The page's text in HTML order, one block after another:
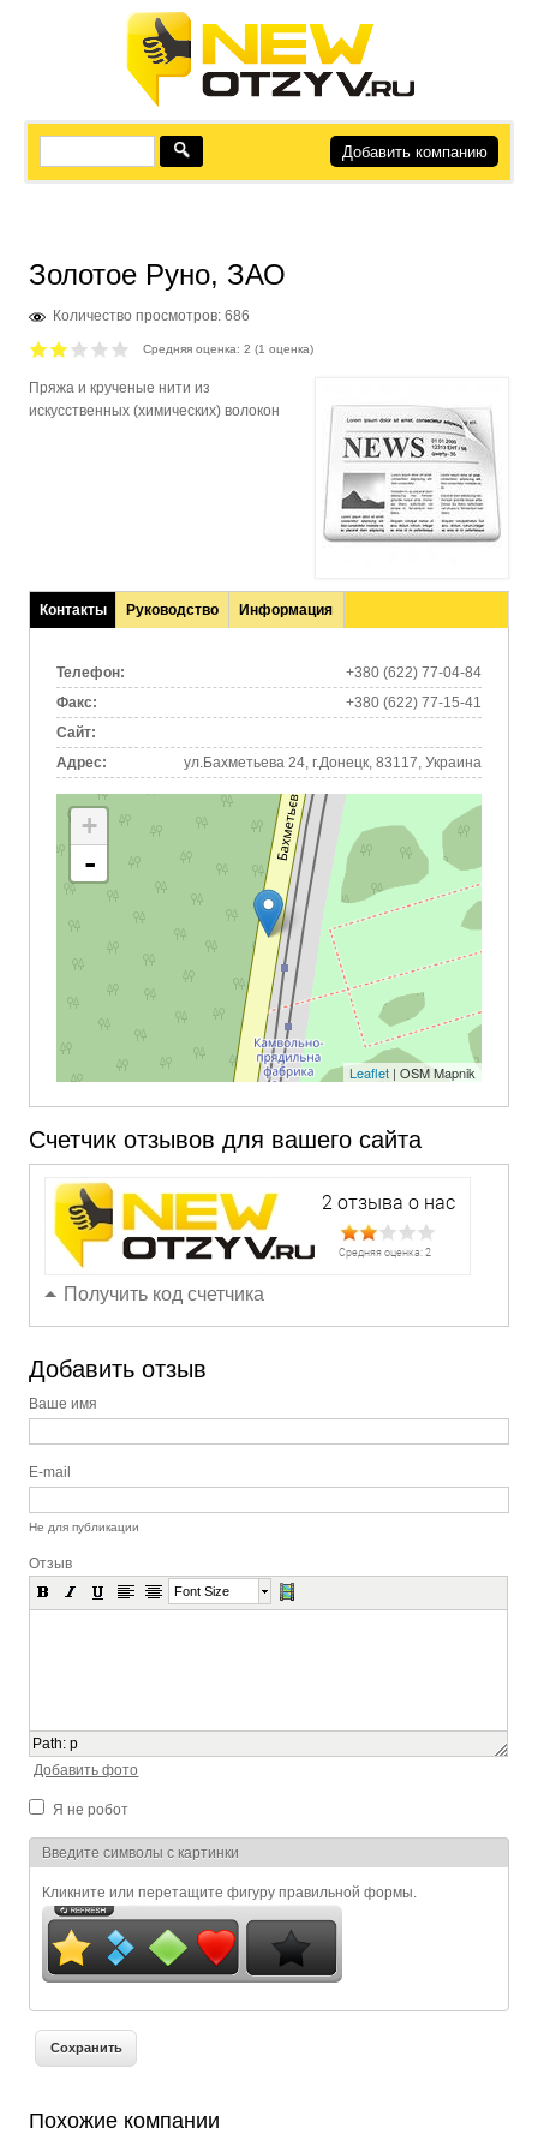
Добавить компанию
Золотое Руно, ЗАО
Количество просмотров: 686
Средняя оценка:2 (1 оценка)
Пряжа и крученые нити из
искусственных (химических) волокон
Контакты
(активная
Руководство Информация
Телефон:
+380 (622) 77-04-84
Факс:
+380 (622) 77-15-41
Сайт:
Адрес:
ул.Бахметьева 24, г.Донецк, 83117, Украина
+
-
Leaflet| OSM Mapnik
Счетчик отзывов для вашего сайта
Получить код счетчика
Добавить отзыв
Ваше имя
E-mail
Не для публикации
Отзыв
Font Size
Path:p
Добавить фото
Я не робот
Я спамер
Введите символы с картинки
Кликните или перетащите фигуру правильной формы.
Похожие компании